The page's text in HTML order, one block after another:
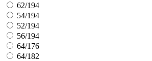
62/194
54/194
52/194
56/194
64/176
64/182